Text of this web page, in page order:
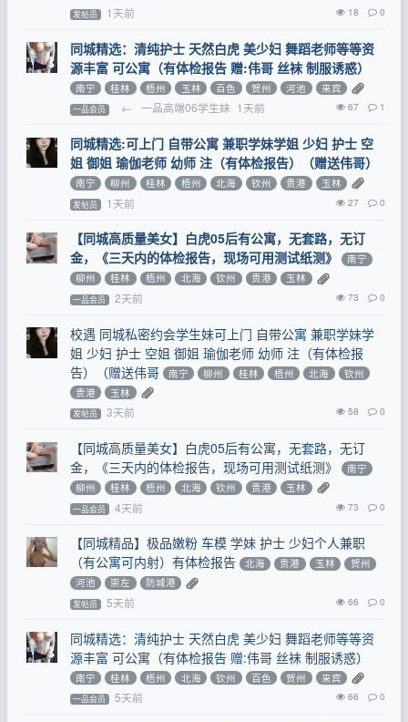
发帖员 1天前 18 0
同城精选：清纯护士 天然白虎 美少妇 舞蹈老师等等资
源丰富 可公寓（有体检报告 赠:伟哥 丝袜 制服诱惑）
南宁 桂林 梧州 玉林 百色 贺州 河池 来宾
一品会员 ← 一品高端06学生妹 1天前 67 1
同城精选:可上门 自带公寓 兼职学妹学姐 少妇 护士 空
姐 御姐 瑜伽老师 幼师 注（有体检报告）（赠送伟哥）
南宁 柳州 桂林 梧州 北海 钦州 贵港 玉林
发帖员 1天前 27 0
【同城高质量美女】白虎05后有公寓，无套路，无订
金，《三天内的体检报告，现场可用测试纸测》
南宁
柳州
桂林 梧州 北海 钦州 贵港 玉林
一品会员 2天前 73 0
校遇 同城私密约会学生妹可上门 自带公寓 兼职学妹学
姐 少妇 护士 空姐 御姐 瑜伽老师 幼师 注（有体检报
告）（赠送伟哥
南宁 柳州 桂林 梧州 北海
钦州
贵港
玉林
发帖员 3天前 58 0
【同城高质量美女】白虎05后有公寓，无套路，无订
金，《三天内的体检报告，现场可用测试纸测》
南宁
柳州
桂林 梧州 北海 钦州 贵港 玉林
一品会员 4天前 73 0
【同城精品】极品嫩粉 车模 学妹 护士 少妇个人兼职
（有公寓可内射）有体检报告
北海 贵港 玉林
贺州
河池
崇左 防城港
发帖员 5天前 66 0
同城精选：清纯护士 天然白虎 美少妇 舞蹈老师等等资
源丰富 可公寓（有体检报告 赠:伟哥 丝袜 制服诱惑）
南宁 桂林 梧州 北海 钦州 百色 贺州 来宾
一品会员 5天前 66 0